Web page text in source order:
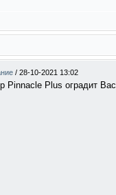
/ 28-10-2021 13:02
Pinnacle Plus оградит